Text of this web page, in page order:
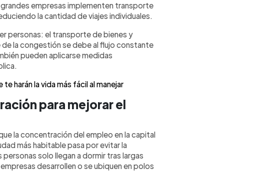
empresas implementen transporte
la cantidad de viajes individuales.
personas: el transporte de bienes y
la congestión se debe al flujo constante
pueden aplicarse medidas
harán la vida más fácil al manejar
para mejorar el
la concentración del empleo en la capital
más habitable pasa por evitar la
solo llegan a dormir tras largas
desarrollen o se ubiquen en polos